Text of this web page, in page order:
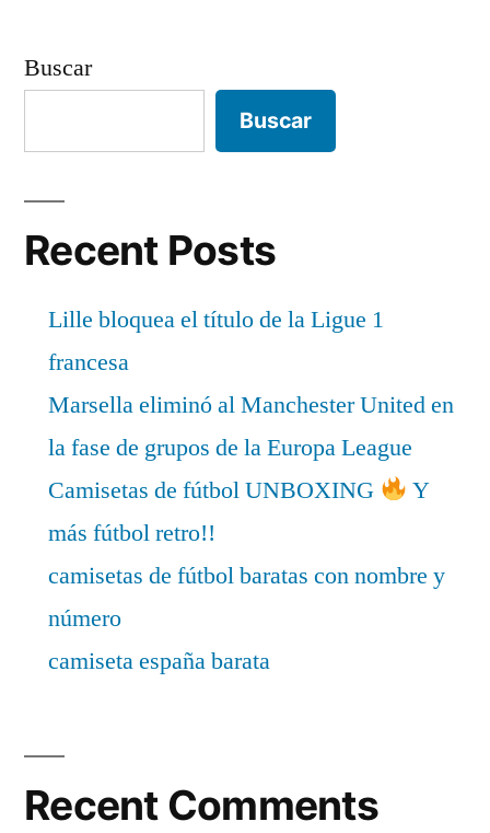
Buscar
Buscar
Recent Posts
Lille bloquea el título de la Ligue 1
francesa
Marsella eliminó al Manchester United en
la fase de grupos de la Europa League
Camisetas de fútbol UNBOXING
Y
más fútbol retro!!
camisetas de fútbol baratas con nombre y
número
camiseta españa barata
Recent Comments